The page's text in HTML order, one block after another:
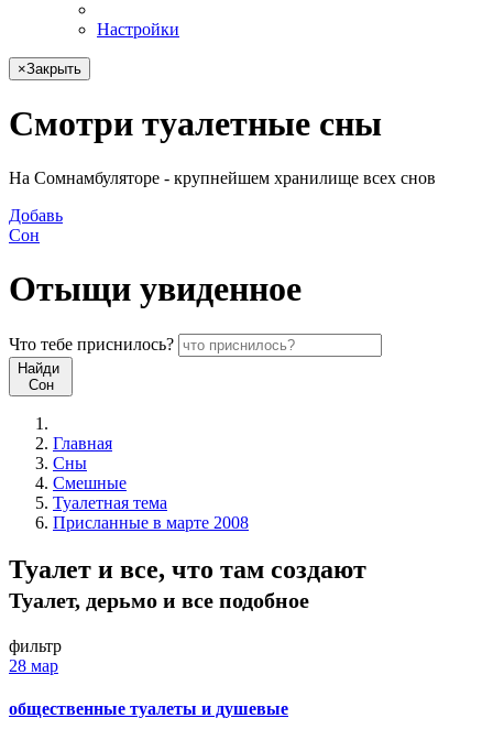
Настройки
×Закрыть
Смотри туалетные сны
На Сомнамбуляторе - крупнейшем хранилище всех снов
Добавь
Сон
Отыщи увиденное
Что тебе приснилось?
Найди
Сон
Главная
Сны
Смешные
Туалетная тема
Присланные в марте 2008
Туалет и все, что там создают
Туалет, дерьмо и все подобное
фильтр
28 мар
общественные туалеты и душевые